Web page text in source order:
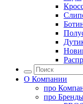
О Компании
про
про